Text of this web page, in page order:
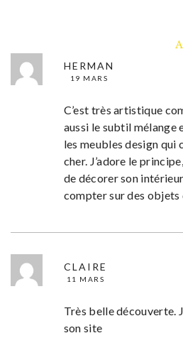
HERMAN
19 MARS
C’est très artistique
aussi le subtil mélange
les meubles design qui
cher. J’adore le
de décorer son
compter sur des objets
CLAIRE
11 MARS
Très belle découverte.
son site